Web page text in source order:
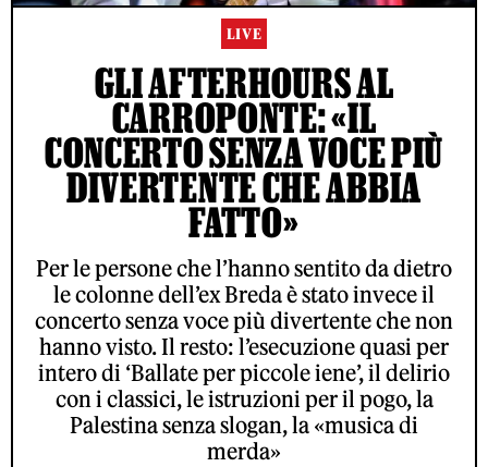
LIVE
GLI AFTERHOURS AL
CARROPONTE: «IL
CONCERTO SENZA VOCE PIÙ
DIVERTENTE CHE ABBIA
FATTO»
Per le persone che l’hanno sentito da dietro
le colonne dell’ex Breda è stato invece il
concerto senza voce più divertente che non
hanno visto. Il resto: l’esecuzione quasi per
intero di ‘Ballate per piccole iene’, il delirio
con i classici, le istruzioni per il pogo, la
Palestina senza slogan, la «musica di
merda»